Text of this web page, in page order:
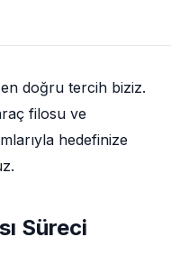
doğru tercih biziz.
filosu ve
hedefinize
Süreci